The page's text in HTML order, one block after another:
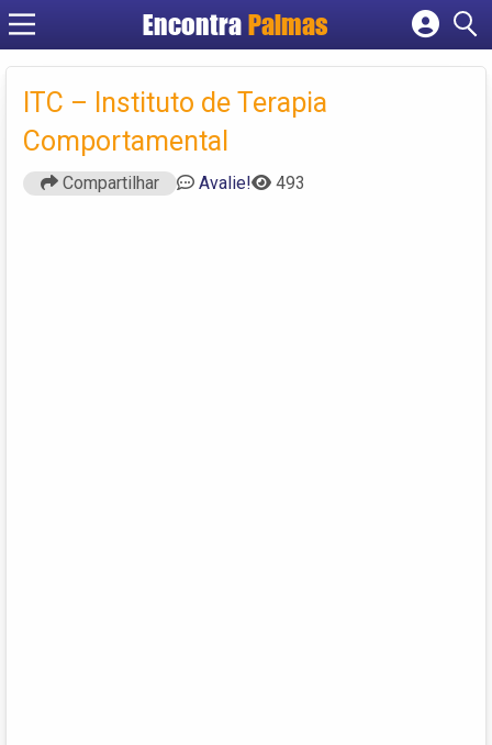
Encontra Palmas
Cadastrar empresa
Criar conta
ITC – Instituto de Terapia
Comportamental
Compartilhar Avalie! 493